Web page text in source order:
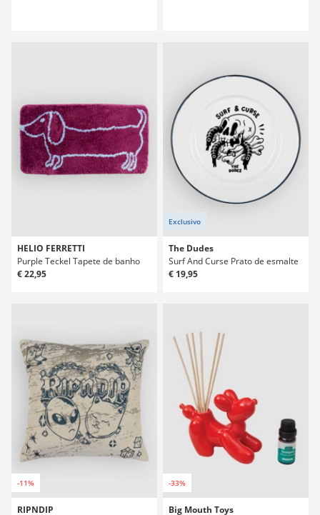
HELIO FERRETTI
Purple Teckel Tapete de banho
€ 22,95
Exclusivo
The Dudes
Surf And Curse Prato de esmalte
€ 19,95
-11%
RIPNDIP
-33%
Big Mouth Toys